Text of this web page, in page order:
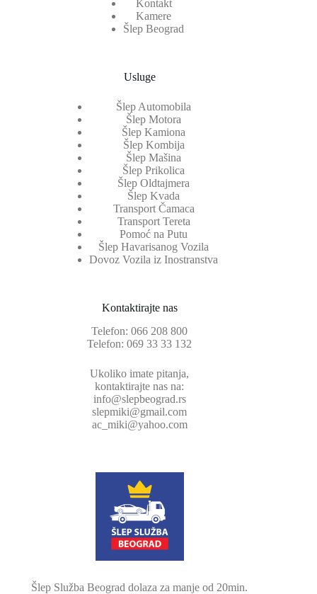
Kontakt
Kamere
Šlep Beograd
Usluge
Šlep Automobila
Šlep Motora
Šlep Kamiona
Šlep Kombija
Šlep Mašina
Šlep Prikolica
Šlep Oldtajmera
Šlep Kvada
Transport Čamaca
Transport Tereta
Pomoć na Putu
Šlep Havarisanog Vozila
Dovoz Vozila iz Inostranstva
Kontaktirajte nas
Telefon:066 208 800
Telefon:069 33 33 132
Ukoliko imate pitanja,
kontaktirajte nas na:
info@slepbeograd.rs
slepmiki@gmail.com
ac_miki@yahoo.com
Šlep Služba Beograd dolaza za manje od 20min.